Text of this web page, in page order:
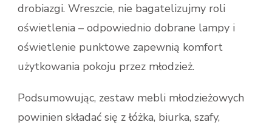
drobiazgi. Wreszcie, nie bagatelizujmy roli
oświetlenia – odpowiednio dobrane lampy i
oświetlenie punktowe zapewnią komfort
użytkowania pokoju przez młodzież.
Podsumowując, zestaw mebli młodzieżowych
powinien składać się z łóżka, biurka, szafy,